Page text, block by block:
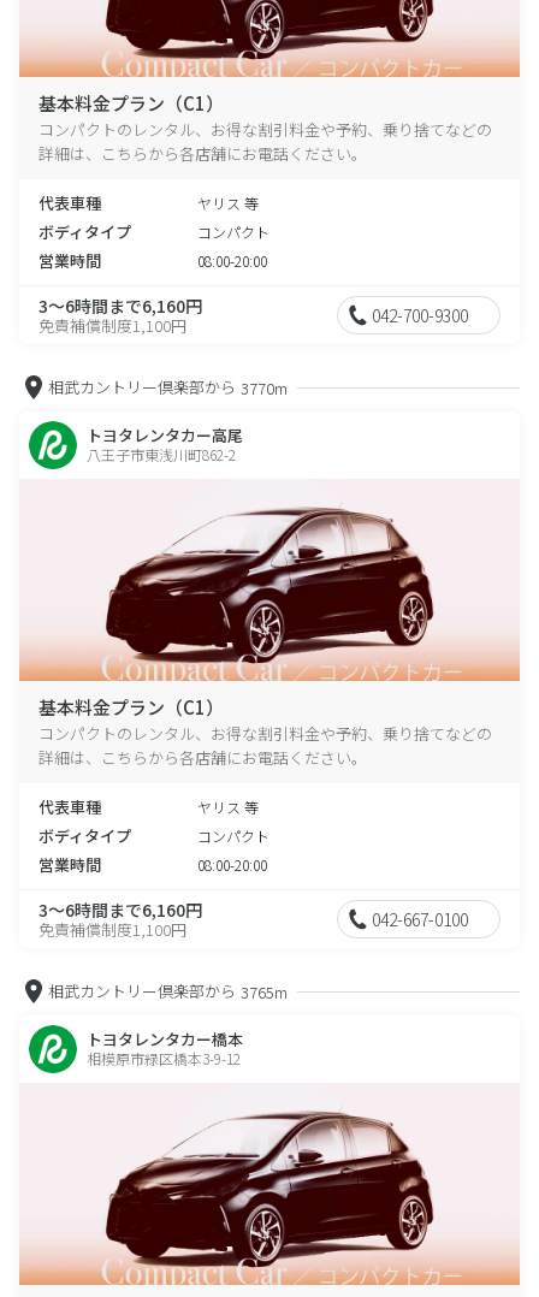
基本料金プラン（C1）
コンパクトのレンタル、お得な割引料金や予約、乗り捨てなどの
詳細は、こちらから各店舗にお電話ください。
代表車種 ヤリス 等
ボディタイプ コンパクト
営業時間 08:00-20:00
3～6時間まで6,160円
免責補償制度1,100円 042-700-9300
相武カントリー倶楽部から 3770m
トヨタレンタカー高尾
八王子市東浅川町862-2
基本料金プラン（C1）
コンパクトのレンタル、お得な割引料金や予約、乗り捨てなどの
詳細は、こちらから各店舗にお電話ください。
代表車種 ヤリス 等
ボディタイプ コンパクト
営業時間 08:00-20:00
3～6時間まで6,160円
免責補償制度1,100円 042-667-0100
相武カントリー倶楽部から 3765m
トヨタレンタカー橋本
相模原市緑区橋本3-9-12